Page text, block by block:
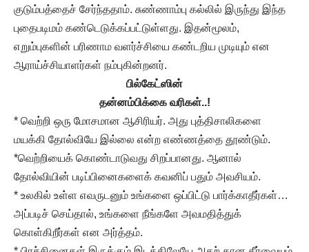
குடும்பத்தைச் சேர்ந்ததாம். சுண்ணாம்பு கல்லில் இருந்து இந்த
புதைபடிமம் கண்டெடுக்கப்பட்டுள்ளது. இதன்மூலம்,
எறும்புகளின் பரிணாம வளர்ச்சியை கண்டறிய முடியும் என
ஆராய்ச்சியாளர்கள் நம்புகின்றனர்.
பில்கேட்ஸின்
தன்னம்பிக்கை வரிகள்..!
* வெற்றி ஒரு மோசமான ஆசிரியர். அது புத்திசாலிகளை
மயக்கி தோல்வியே இல்லை என்ற எண்ணத்தை தூண்டும்.
*வெற்றியைக் கொண்டாடுவது சிறப்பானது. ஆனால்
தோல்வியின் படிப்பினைகளைக் கவனிப் பதும் அவசியம்.
* உலகில் உள்ள எவருடனும் உங்களை ஒப்பிட்டு பார்க்காதீர்கள்…
அப்படிச் செய்தால், உங்களை நீங்களே அவமதித்துக்
கொள்கிறீர்கள் என அர்த்தம்.